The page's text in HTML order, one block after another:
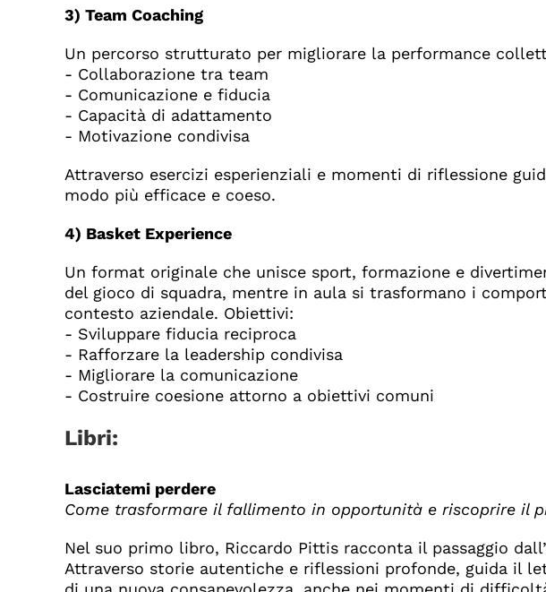
3) Team Coaching
Un percorso strutturato per migliorare la performance
- Collaborazione tra team
- Comunicazione e fiducia
- Capacità di adattamento
- Motivazione condivisa
Attraverso esercizi esperienziali e momenti di riflessione
modo più efficace e coeso.
4) Basket Experience
Un format originale che unisce sport, formazione e
del gioco di squadra, mentre in aula si trasformano i
contesto aziendale. Obiettivi:
- Sviluppare fiducia reciproca
- Rafforzare la leadership condivisa
- Migliorare la comunicazione
- Costruire coesione attorno a obiettivi comuni
Libri:
Lasciatemi perdere
Come trasformare il fallimento in opportunità e riscoprire il
Nel suo primo libro, Riccardo Pittis racconta il passaggio
Attraverso storie autentiche e riflessioni profonde, guida il